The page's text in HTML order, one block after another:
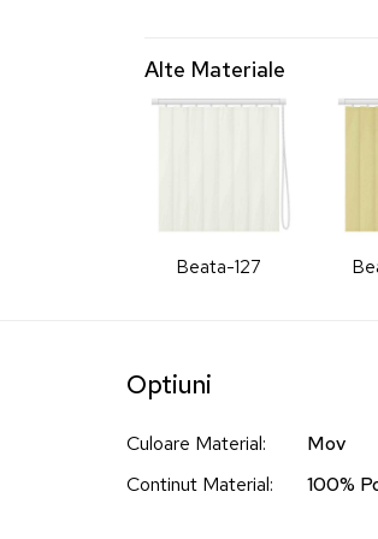
Alte Materiale
Beata-127
Optiuni
Culoare Material:
Mov
Continut Material: 100%